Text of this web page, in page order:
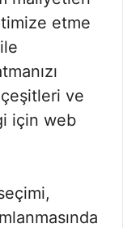
etme
ve
için web